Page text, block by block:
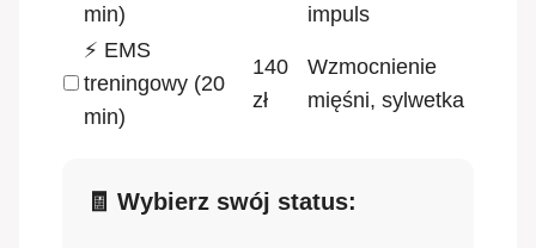
min)
impuls
⚡ EMS
treningowy (20
min)
140
zł
Wzmocnienie
mięśni, sylwetka
🧾 Wybierz swój status: